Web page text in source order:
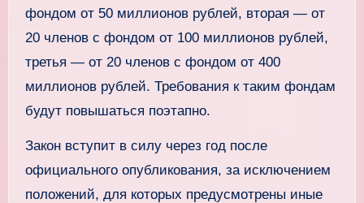
фондом от 50 миллионов рублей, вторая — от
20 членов с фондом от 100 миллионов рублей,
третья — от 20 членов с фондом от 400
миллионов рублей. Требования к таким фондам
будут повышаться поэтапно.
Закон вступит в силу через год после
официального опубликования, за исключением
положений, для которых предусмотрены иные